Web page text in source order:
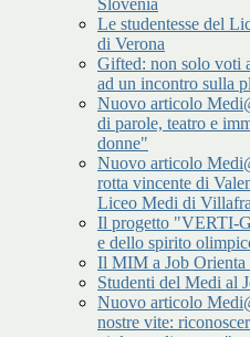
Slovenia
Le studentesse del
di Verona
Gifted: non solo voti
ad un incontro sulla
Nuovo articolo
di parole, teatro e
donne"
Nuovo articolo
rotta vincente di
Liceo Medi di
Il progetto "VERTI-
e dello spirito
Il MIM a Job Orienta
Studenti del Medi al
Nuovo articolo
nostre vite: